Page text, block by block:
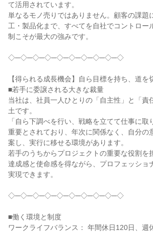
て活用されています。
単なるモノ売りではありません。顧客の課題
工・製品化まで、すべてを自社でコントロー
制こそが最大の強みです。
◇─◇─◇─◇─◇─◇─◇─◇─◇─◇
【得られる成長機会】自ら目標を持ち、道を
■若手に委譲される大きな裁量
当社は、社員一人ひとりの「自主性」と「責
土です。
「自ら下調べを行い、戦略を立てて仕事に取
重要とされており、年次に関係なく、自分の
案し、実行に移せる環境があります。
若手のうちからプロジェクトの重要な役割を
達成感と使命感を得ながら、プロフェッショ
実現できます。
◇─◇─◇─◇─◇─◇─◇─◇─◇─◇
■働く環境と制度
ワークライフバランス： 年間休日120日、週